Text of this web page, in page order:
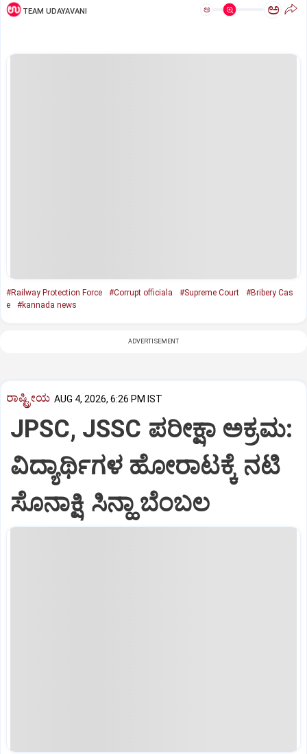
TEAM UDAYAVANI ಅ ಅ
#Railway Protection Force #Corrupt officiala #Supreme Court
#Bribery Cas
e
#kannada news
ADVERTISEMENT
ರಾಷ್ಟ್ರೀಯ AUG 4, 2026, 6:26 PM IST
JPSC, JSSC ಪರೀಕ್ಷಾ ಅಕ್ರಮ:
ವಿದ್ಯಾರ್ಥಿಗಳ ಹೋರಾಟಕ್ಕೆ ನಟಿ
ಸೊನಾಕ್ಷಿ ಸಿನ್ಹಾ ಬೆಂಬಲ